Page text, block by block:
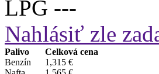
LPG ---
Nahlásiť zle
Palivo Celková cena
Benzín
1,315 €